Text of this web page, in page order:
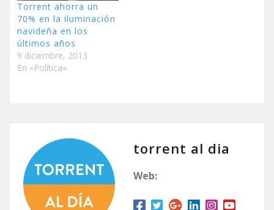
Torrent ahorra un
70% en la iluminación
navideña en los
últimos años
9 diciembre, 2013
En «Política»
torrent al dia
Web: